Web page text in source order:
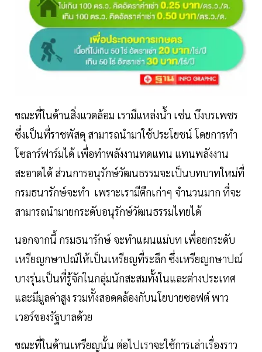
ขณะที่ในด้านสิ่งแวดล้อม เรามีแหล่งน้ำ เช่น บึงบรเพชร
ซึ่งเป็นที่ราชพัสดุ สามารถนำมาใช้ประโยชน์ โดยการทำ
โซลาร์ฟาร์มได้ เพื่อทำพลังงานทดแทน แทนพลังงาน
สะอาดได้ ส่วนการอนุรักษ์วัฒนธรรมจะเป็นบทบาทใหม่ที่
กรมธนารักษ์จะทำ เพราะเรามีตึกเก่าๆ จำนวนมาก ที่จะ
สามารถนำมายกระดับอนุรักษ์วัฒนธรรมไทยได้
นอกจากนี้ กรมธนารักษ์ จะทำแผนแม่บท เพื่อยกระดับ
เหรียญกษาปณ์ให้เป็นเหรียญที่ระลึก ซึ่งเหรียญกษาปณ์
บางรุ่นเป็นที่รู้จักในกลุ่มนักสะสมทั้งในและต่างประเทศ
และมีมูลค่าสูง รวมทั้งสอดคล้องกับนโยบายซอฟต์ พาว
เวอร์ของรัฐบาลด้วย
ขณะที่ในด้านเหรียญนั้น ต่อไปเราจะใช้การเล่าเรื่องราว